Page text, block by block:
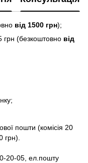
від 1500 грн);
грн (безкоштовно від
пошти (комісія 20
грн).
20-05, ел.пошту